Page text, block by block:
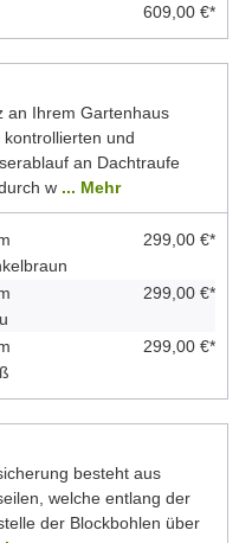
609,00 €*
an Ihrem Gartenhaus
und
an Dachtraufe
w ... Mehr
299,00 €*
299,00 €*
299,00 €*
besteht aus
welche entlang der
der Blockbohlen über